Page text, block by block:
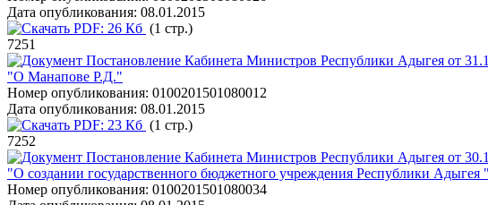
Дата опубликования: 08.01.2015
PDF: 26 Кб (1 стр.)
7251
Постановление Кабинета Министров Республики Адыгея от
"О Манапове Р.Д."
Номер опубликования: 0100201501080012
Дата опубликования: 08.01.2015
PDF: 23 Кб (1 стр.)
7252
Постановление Кабинета Министров Республики Адыгея от
"О создании государственного бюджетного учреждения Республики
Номер опубликования: 0100201501080034